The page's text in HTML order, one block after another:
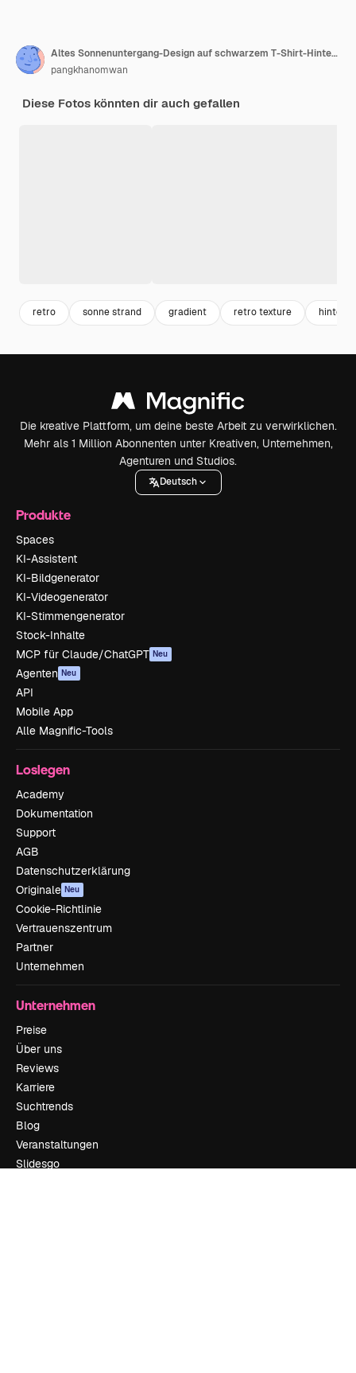
Altes Sonnenuntergang-Design auf schwarzem T-Shirt-Hintergrund, Retro-Sonnenuntergang-Vintage-Design, altes Design für Hintergrund-T-Shirt, POD-Buchcover und andere Print-on-Demand-Retro-Sonnenuntergang-Vintage-Designs
pangkhanomwan
Diese Fotos könnten dir auch gefallen
retro sonne strand gradient retro texture
Die kreative Plattform, um deine beste Arbeit zu verwirklichen.
Mehr als 1 Million Abonnenten unter Kreativen, Unternehmen,
Agenturen und Studios.
Deutsch
Produkte
Spaces
KI-Assistent
KI-Bildgenerator
KI-Videogenerator
KI-Stimmengenerator
Stock-Inhalte
MCP für Claude/ChatGPT Neu
Agenten Neu
API
Mobile App
Alle Magnific-Tools
Loslegen
Academy
Dokumentation
Support
AGB
Datenschutzerklärung
Originale Neu
Cookie-Richtlinie
Vertrauenszentrum
Partner
Unternehmen
Unternehmen
Preise
Über uns
Reviews
Karriere
Suchtrends
Blog
Veranstaltungen
Slidesgo